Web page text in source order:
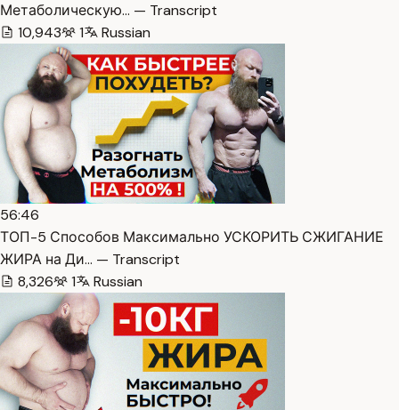
Метаболическую… — Transcript
10,943
1 Russian
56:46
ТОП-5 Способов Максимально УСКОРИТЬ СЖИГАНИЕ
ЖИРА на Ди… — Transcript
8,326
1 Russian